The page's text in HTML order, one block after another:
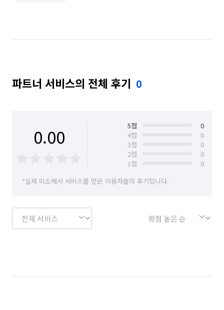
파트너 서비스의 전체 후기 0
0.00 5점
0
4점
0
3점
0
2점
0
1점
0
*실제 미소에서 서비스를 받은 이용자들의 후기입니다.